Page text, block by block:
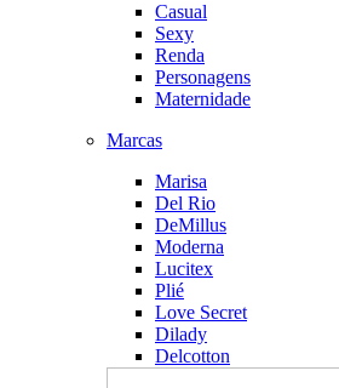
Casual
Sexy
Renda
Personagens
Maternidade
Marcas
Marisa
Del Rio
DeMillus
Moderna
Lucitex
Plié
Love Secret
Dilady
Delcotton